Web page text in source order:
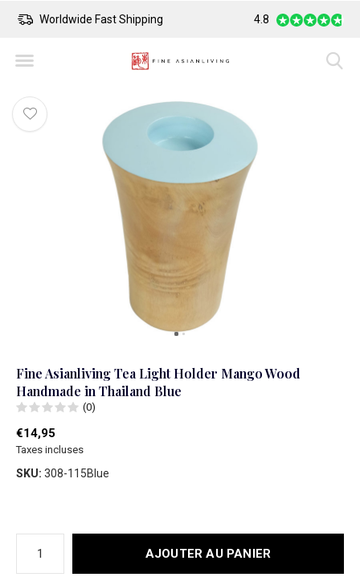
Worldwide Fast Shipping Safe Payment
4.8
Fine Asianliving Tea Light Holder Mango Wood
Handmade in Thailand Blue
(0)
€14,95
Taxes incluses
SKU: 308-115Blue
AJOUTER AU PANIER